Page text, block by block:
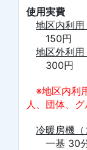
使用実費
地区内利
150円
地区外利
300円
※地区内利
人、団体、
冷暖房機
一基 30